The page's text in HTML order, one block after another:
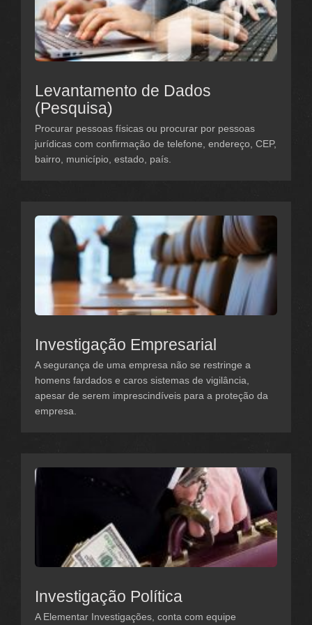
Levantamento de Dados
(Pesquisa)
Procurar pessoas físicas ou procurar por pessoas
jurídicas com confirmação de telefone, endereço, CEP,
bairro, município, estado, país.
Investigação Empresarial
A segurança de uma empresa não se restringe a
homens fardados e caros sistemas de vigilância,
apesar de serem imprescindíveis para a proteção da
empresa.
Investigação Política
A Elementar Investigações, conta com equipe